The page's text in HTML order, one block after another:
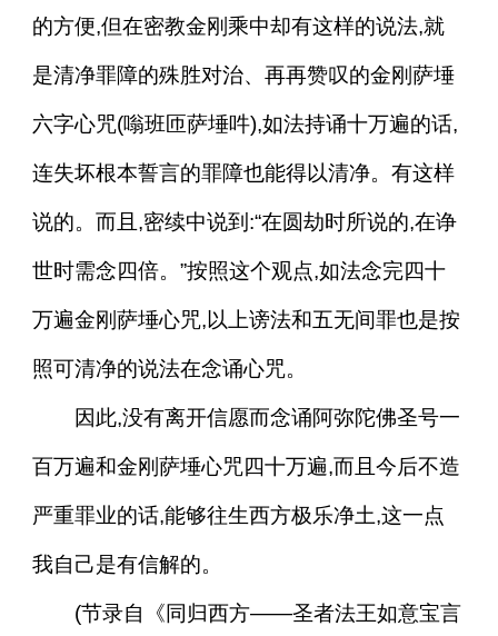
的方便,但在密教金刚乘中却有这样的说法,就
是清净罪障的殊胜对治、再再赞叹的金刚萨埵
六字心咒(嗡班匝萨埵吽),如法持诵十万遍的话,
连失坏根本誓言的罪障也能得以清净。有这样
说的。而且,密续中说到:“在圆劫时所说的,在诤
世时需念四倍。”按照这个观点,如法念完四十
万遍金刚萨埵心咒,以上谤法和五无间罪也是按
照可清净的说法在念诵心咒。
因此,没有离开信愿而念诵阿弥陀佛圣号一
百万遍和金刚萨埵心咒四十万遍,而且今后不造
严重罪业的话,能够往生西方极乐净土,这一点
我自己是有信解的。
(节录自《同归西方——圣者法王如意宝言